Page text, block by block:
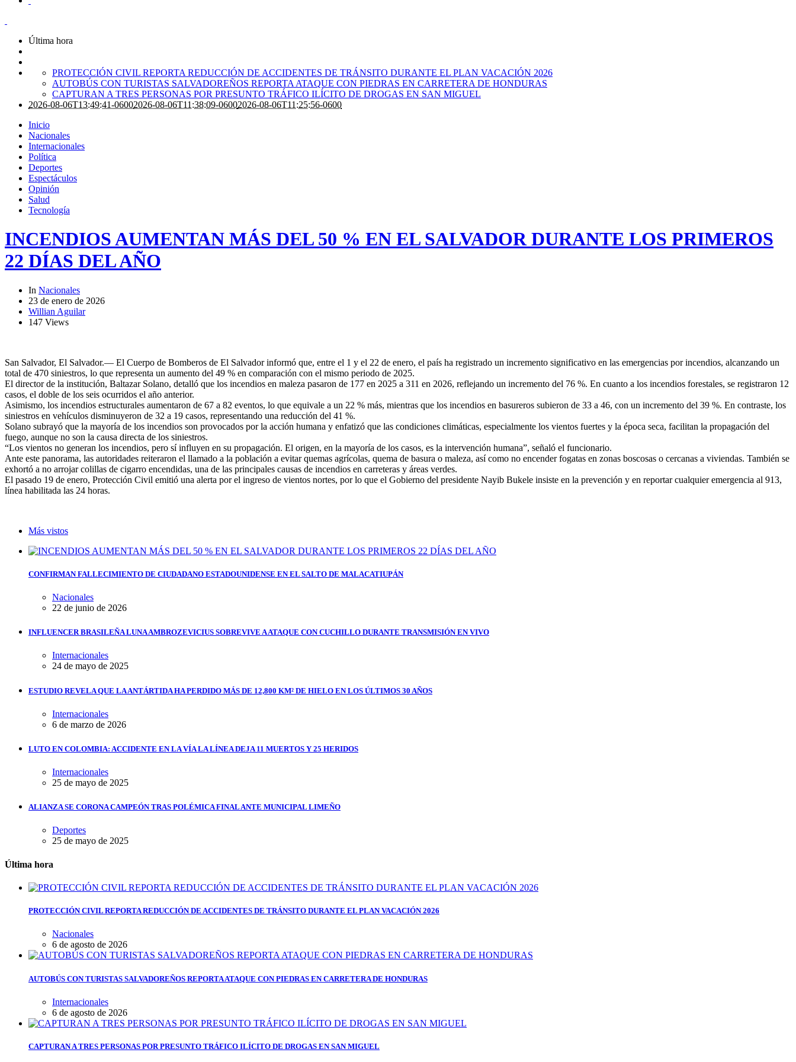
Última hora
PROTECCIÓN CIVIL REPORTA REDUCCIÓN DE ACCIDENTES DE TRÁNSITO DURANTE EL PLAN VACACIÓN 2026
AUTOBÚS CON TURISTAS SALVADOREÑOS REPORTA ATAQUE CON PIEDRAS EN CARRETERA DE HONDURAS
CAPTURAN A TRES PERSONAS POR PRESUNTO TRÁFICO ILÍCITO DE DROGAS EN SAN MIGUEL
2026-08-06T13:49:41-06002026-08-06T11:38:09-06002026-08-06T11:25:56-0600
Inicio
Nacionales
Internacionales
Política
Deportes
Espectáculos
Opinión
Salud
Tecnología
INCENDIOS AUMENTAN MÁS DEL 50 % EN EL SALVADOR DURANTE LOS PRIMEROS
22 DÍAS DEL AÑO
In Nacionales
23 de enero de 2026
Willian Aguilar
147 Views
San Salvador, El Salvador.— El Cuerpo de Bomberos de El Salvador informó que, entre el 1 y el 22 de enero, el país ha registrado un incremento significativo en las emergencias por incendios, alcanzando un
total de 470 siniestros, lo que representa un aumento del 49 % en comparación con el mismo periodo de 2025.
El director de la institución, Baltazar Solano, detalló que los incendios en maleza pasaron de 177 en 2025 a 311 en 2026, reflejando un incremento del 76 %. En cuanto a los incendios forestales, se registraron 12
casos, el doble de los seis ocurridos el año anterior.
Asimismo, los incendios estructurales aumentaron de 67 a 82 eventos, lo que equivale a un 22 % más, mientras que los incendios en basureros subieron de 33 a 46, con un incremento del 39 %. En contraste, los
siniestros en vehículos disminuyeron de 32 a 19 casos, representando una reducción del 41 %.
Solano subrayó que la mayoría de los incendios son provocados por la acción humana y enfatizó que las condiciones climáticas, especialmente los vientos fuertes y la época seca, facilitan la propagación del
fuego, aunque no son la causa directa de los siniestros.
“Los vientos no generan los incendios, pero sí influyen en su propagación. El origen, en la mayoría de los casos, es la intervención humana”, señaló el funcionario.
Ante este panorama, las autoridades reiteraron el llamado a la población a evitar quemas agrícolas, quema de basura o maleza, así como no encender fogatas en zonas boscosas o cercanas a viviendas. También se
exhortó a no arrojar colillas de cigarro encendidas, una de las principales causas de incendios en carreteras y áreas verdes.
El pasado 19 de enero, Protección Civil emitió una alerta por el ingreso de vientos nortes, por lo que el Gobierno del presidente Nayib Bukele insiste en la prevención y en reportar cualquier emergencia al 913,
línea habilitada las 24 horas.
Más vistos
CONFIRMAN FALLECIMIENTO DE CIUDADANO ESTADOUNIDENSE EN EL SALTO DE MALACATIUPÁN
Nacionales
22 de junio de 2026
INFLUENCER BRASILEÑA LUNA AMBROZEVICIUS SOBREVIVE A ATAQUE CON CUCHILLO DURANTE TRANSMISIÓN EN VIVO
Internacionales
24 de mayo de 2025
ESTUDIO REVELA QUE LA ANTÁRTIDA HA PERDIDO MÁS DE 12,800 KM² DE HIELO EN LOS ÚLTIMOS 30 AÑOS
Internacionales
6 de marzo de 2026
LUTO EN COLOMBIA: ACCIDENTE EN LA VÍA LA LÍNEA DEJA 11 MUERTOS Y 25 HERIDOS
Internacionales
25 de mayo de 2025
ALIANZA SE CORONA CAMPEÓN TRAS POLÉMICA FINAL ANTE MUNICIPAL LIMEÑO
Deportes
25 de mayo de 2025
Última hora
PROTECCIÓN CIVIL REPORTA REDUCCIÓN DE ACCIDENTES DE TRÁNSITO DURANTE EL PLAN VACACIÓN 2026
Nacionales
6 de agosto de 2026
AUTOBÚS CON TURISTAS SALVADOREÑOS REPORTA ATAQUE CON PIEDRAS EN CARRETERA DE HONDURAS
Internacionales
6 de agosto de 2026
CAPTURAN A TRES PERSONAS POR PRESUNTO TRÁFICO ILÍCITO DE DROGAS EN SAN MIGUEL